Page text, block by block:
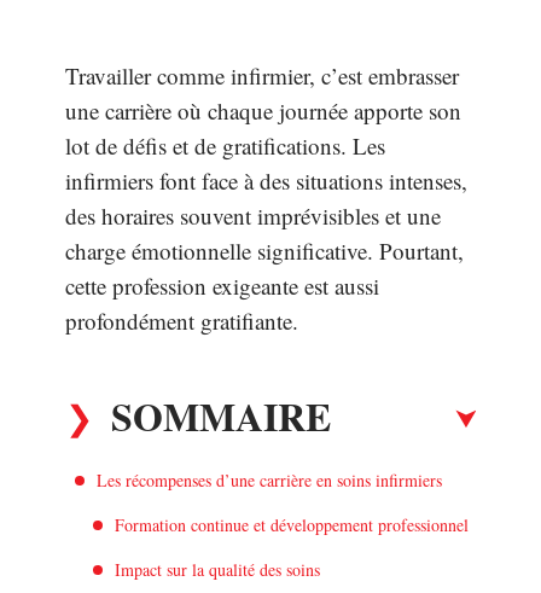
Travailler comme infirmier, c’est embrasser
une carrière où chaque journée apporte son
lot de défis et de gratifications. Les
infirmiers font face à des situations intenses,
des horaires souvent imprévisibles et une
charge émotionnelle significative. Pourtant,
cette profession exigeante est aussi
profondément gratifiante.
SOMMAIRE
Les récompenses d’une carrière en soins infirmiers
Formation continue et développement professionnel
Impact sur la qualité des soins